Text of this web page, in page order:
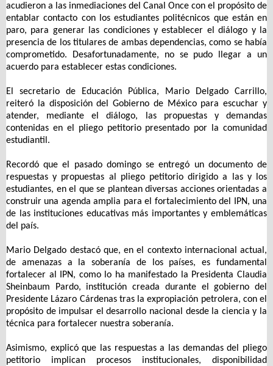
acudieron a las inmediaciones del Canal Once con el propósito de
entablar contacto con los estudiantes politécnicos que están en
paro, para generar las condiciones y establecer el diálogo y la
presencia de los titulares de ambas dependencias, como se había
comprometido. Desafortunadamente, no se pudo llegar a un
acuerdo para establecer estas condiciones.
El secretario de Educación Pública, Mario Delgado Carrillo,
reiteró la disposición del Gobierno de México para escuchar y
atender, mediante el diálogo, las propuestas y demandas
contenidas en el pliego petitorio presentado por la comunidad
estudiantil.
Recordó que el pasado domingo se entregó un documento de
respuestas y propuestas al pliego petitorio dirigido a las y los
estudiantes, en el que se plantean diversas acciones orientadas a
construir una agenda amplia para el fortalecimiento del IPN, una
de las instituciones educativas más importantes y emblemáticas
del país.
Mario Delgado destacó que, en el contexto internacional actual,
de amenazas a la soberanía de los países, es fundamental
fortalecer al IPN, como lo ha manifestado la Presidenta Claudia
Sheinbaum Pardo, institución creada durante el gobierno del
Presidente Lázaro Cárdenas tras la expropiación petrolera, con el
propósito de impulsar el desarrollo nacional desde la ciencia y la
técnica para fortalecer nuestra soberanía.
Asimismo, explicó que las respuestas a las demandas del pliego
petitorio implican procesos institucionales, disponibilidad